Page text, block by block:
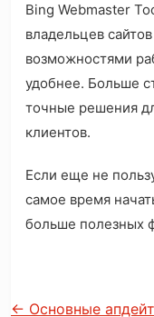
Bing Webmaster
владельцев
возможностями
удобнее. Больше
точные решения
клиентов.
Если еще не
самое время
больше полезных
← Основные